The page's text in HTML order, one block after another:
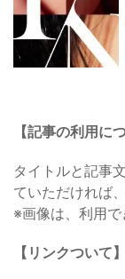
【記事の利用に
タイトルと記事
ていただければ
※画像は、利用で
【リンクついて】